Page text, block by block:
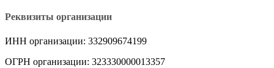
Реквизиты организации
ИНН организации: 332909674199
ОГРН организации: 323330000013357